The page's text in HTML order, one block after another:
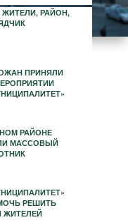
ЖИТЕЛИ, РАЙОН,
ПРИНЯЛИ
РАЙОНЕ
МАССОВЫЙ
РЕШИТЬ